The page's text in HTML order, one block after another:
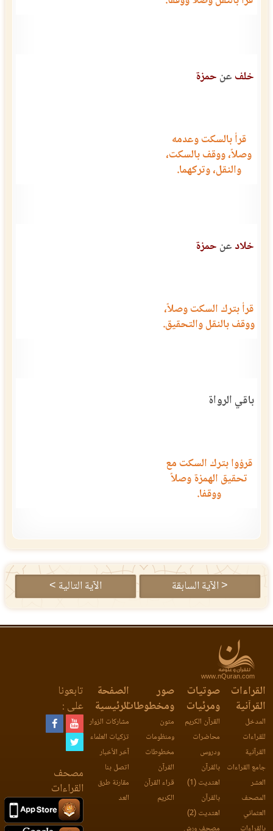
خلف عن حمزة
قرأ بالسكت وعدمه
وصلاً، ووقف بالسكت،
والنقل، وتركهما.
خلاد عن حمزة
قرأ بترك السكت وصلاً،
ووقف بالنقل والتحقيق.
باقي الرواة
قرؤوا بترك السكت مع
تحقيق الهمزة وصلاً
ووقفا.
< الآية السابقة الآية التالية >
www.nQuran.com
القراءات
القرآنية
المدخل
للقراءات
القرآنية
جامع القراءات
العشر
المصحف
العثماني
صوتيات
ومرئيات
القرآن الكريم
محاضرات
ودروس
بالقرآن
اهتديت (1)
بالقرآن
اهتديت (2)
صور
ومخطوطات
متون
ومنظومات
مخطوطات
القرآن
قراء القرآن
الكريم
الصفحة
الرئيسية
مشاركات الزوار
تزكيات العلماء
آخر الأخبار
اتصل بنا
مقارنة طرق
العد
تابعونا
على :
مصحف
القراءات